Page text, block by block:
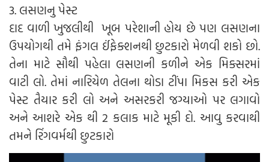
3. લસણનુ પેસ્ટ
દાદ વાળી ખુજલીથી ખૂબ પરેશાની હોય છે પણ લસણના
ઉપયોગથી તમે ફંગલ ઈંફેક્શનથી છુટકારો મેળવી શકો છો.
તેના માટે સૌથી પહેલા લસણની કળીને એક મિક્સરમાં
વાટી લો. તેમાં નારિયેળ તેલના થોડા ટીંપા મિકસ કરી એક
પેસ્ટ તૈયાર કરી લો અને અસરકરી જગ્યાઓ પર લગાવો
અને આશરે એક થી 2 કલાક માટે મૂકી દો. આવુ કરવાથી
તમને રિંગવર્મથી છુટકારો